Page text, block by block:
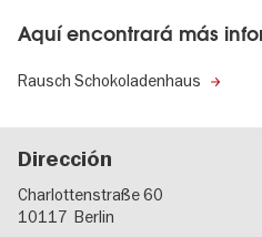
Aquí encontrará más
Rausch Schokoladenhaus
Dirección
Charlottenstraße 60
10117 Berlin